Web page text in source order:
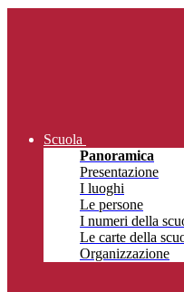
Scuola
Panoramica
Presentazione
I luoghi
Le persone
I numeri della
Le carte della
Organizzazione